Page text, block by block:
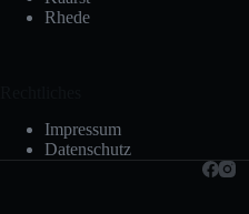
Rhede
Impressum
Datenschutz